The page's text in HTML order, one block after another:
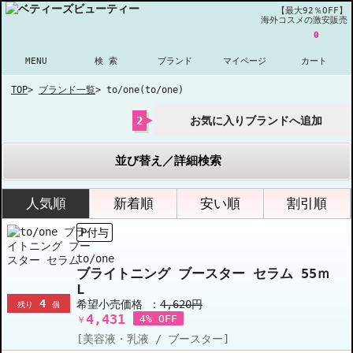
【最大92％OFF】
海外コスメの激安販売
MENU 検 索 ブランド マイページ
0
カート
TOP> ブランド一覧> to/one(to/one)
2 お気に入りブランドへ追加
並び替え／詳細検索
人気順 新着順 安い順 割引順
残り 4 個
P付与
to/one
ブライトニング ブースター セラム 55ｍ
L
希望小売価格 ： 4,620円
￥ 4,431 4% OFF
[美容液・乳液 / ブースター]